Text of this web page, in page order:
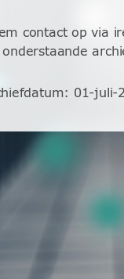
contact op via
onderstaande
: 01-juli-